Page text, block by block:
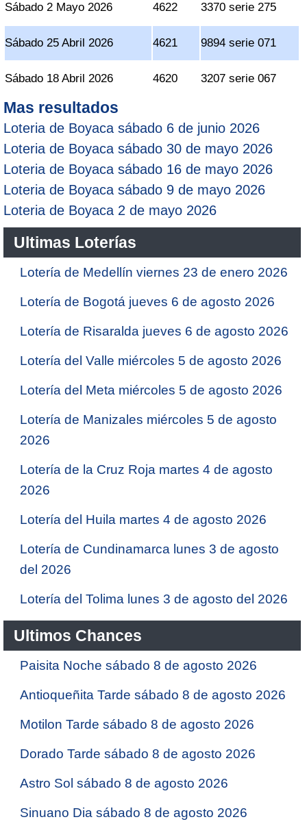
Sábado 2 Mayo 2026 4622 3370 serie 275
Sábado 25 Abril 2026 4621 9894 serie 071
Sábado 18 Abril 2026 4620 3207 serie 067
Mas resultados
Loteria de Boyaca sábado 6 de junio 2026
Loteria de Boyaca sábado 30 de mayo 2026
Loteria de Boyaca sábado 16 de mayo 2026
Loteria de Boyaca sábado 9 de mayo 2026
Loteria de Boyaca 2 de mayo 2026
Ultimas Loterías
Lotería de Medellín viernes 23 de enero 2026
Lotería de Bogotá jueves 6 de agosto 2026
Lotería de Risaralda jueves 6 de agosto 2026
Lotería del Valle miércoles 5 de agosto 2026
Lotería del Meta miércoles 5 de agosto 2026
Lotería de Manizales miércoles 5 de agosto
2026
Lotería de la Cruz Roja martes 4 de agosto
2026
Lotería del Huila martes 4 de agosto 2026
Lotería de Cundinamarca lunes 3 de agosto
del 2026
Lotería del Tolima lunes 3 de agosto del 2026
Ultimos Chances
Paisita Noche sábado 8 de agosto 2026
Antioqueñita Tarde sábado 8 de agosto 2026
Motilon Tarde sábado 8 de agosto 2026
Dorado Tarde sábado 8 de agosto 2026
Astro Sol sábado 8 de agosto 2026
Sinuano Dia sábado 8 de agosto 2026